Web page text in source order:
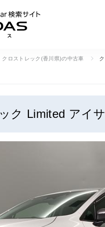
クロストレック(香川県)の中古車
ク Limited アイ